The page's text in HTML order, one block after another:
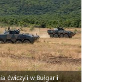
ćwiczyli w Bułgarii